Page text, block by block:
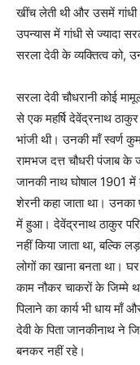
खींच लेती थी और उसमें
उपन्यास में गांधी से ज्यादा
सरला देवी के व्यक्तित्व को,
सरला देवी चौधरानी कोई
से एक महर्षि देवेंद्रनाथ
भांजी थी। उनकी माँ स्वर्ण
रामभज दत्त चौधरी पंजाब
जानकी नाथ घोषाल 1901
शेरनी कहा जाता था। उनका
में हुआ। देवेंद्रनाथ ठाकुर
नहीं किया जाता था,
लोगों का खाना बनता था।
काम नौकर चाकरों के जिम्मे
पिलाने का कार्य भी धाय माँ
देवी के पिता जानकीनाथ ने
बनकर नहीं रहे।